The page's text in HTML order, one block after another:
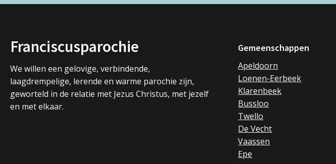
Franciscusparochie
We willen een gelovige, verbindende,
laagdrempelige, lerende en warme parochie zijn,
geworteld in de relatie met Jezus Christus, met jezelf
en met elkaar.
Gemeenschappen
Apeldoorn
Loenen-Eerbeek
Klarenbeek
Bussloo
Twello
De Vecht
Vaassen
Epe